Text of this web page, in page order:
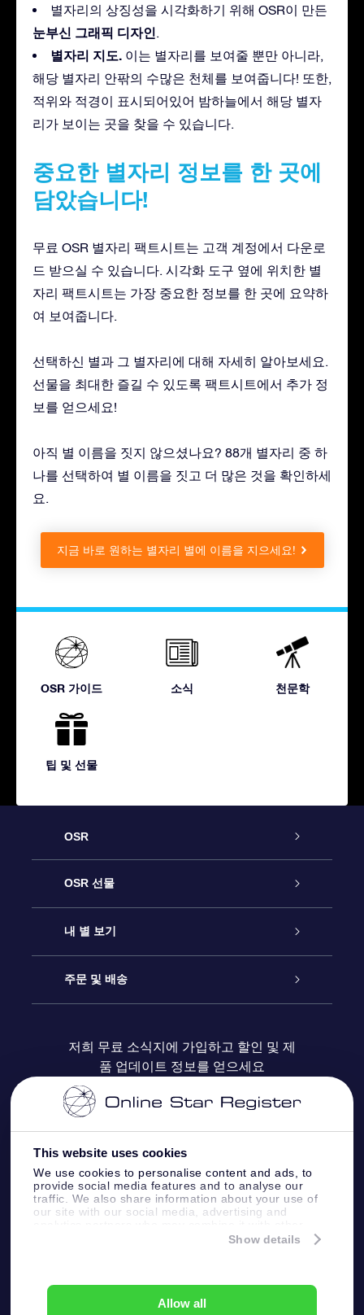
This website uses cookies
We use cookies to personalise content and ads, to
provide social media features and to analyse our
traffic. We also share information about your use of
our site with our social media, advertising and
information that you’ve provided to them or that
Show details
Allow all
별자리의 상징성을 시각화하기 위해 OSR이 만든
눈부신 그래픽 디자인.
별자리 지도. 이는 별자리를 보여줄 뿐만 아니라,
해당 별자리 안팎의 수많은 천체를 보여줍니다! 또한,
적위와 적경이 표시되어있어 밤하늘에서 해당 별자
리가 보이는 곳을 찾을 수 있습니다.
중요한 별자리 정보를 한 곳에
담았습니다!
무료 OSR 별자리 팩트시트는 고객 계정에서 다운로
드 받으실 수 있습니다. 시각화 도구 옆에 위치한 별
자리 팩트시트는 가장 중요한 정보를 한 곳에 요약하
여 보여줍니다.
선택하신 별과 그 별자리에 대해 자세히 알아보세요.
선물을 최대한 즐길 수 있도록 팩트시트에서 추가 정
보를 얻으세요!
아직 별 이름을 짓지 않으셨나요? 88개 별자리 중 하
나를 선택하여 별 이름을 짓고 더 많은 것을 확인하세
요.
지금 바로 원하는 별자리 별에 이름을 지으세요!
OSR 가이드 소식 천문학
팁 및 선물
OSR
고객 서비스
연락처
블로그
OSR 선물
온라인 별 선물
OSR 선물 팩
OSR 상품권
기업 선물
내 별 보기
Star Register
맞춤 별 페이지
One Million Stars
Fly me to the stars VR 앱
주문 및 배송
결제 정보
배송 정보
환불 정책
별자리
저희 무료 소식지에 가입하고 할인 및 제
품 업데이트 정보를 얻으세요
고객 서비스:help@osr.org